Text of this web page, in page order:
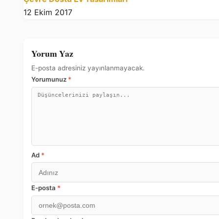
12 Ekim 2017
Yorum Yaz
E-posta adresiniz yayınlanmayacak.
Yorumunuz *
Ad *
E-posta *